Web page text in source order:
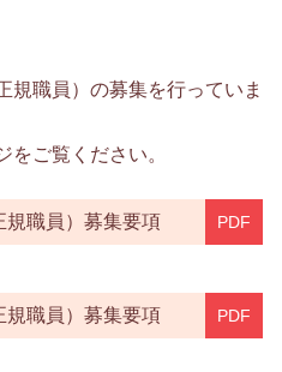
規職員）の募集を行っていま
をご覧ください。
規職員）募集要項
規職員）募集要項